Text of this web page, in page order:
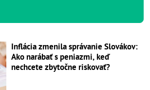
Inflácia zmenila správanie Slovákov:
Ako narábať s peniazmi, keď
nechcete zbytočne riskovať?